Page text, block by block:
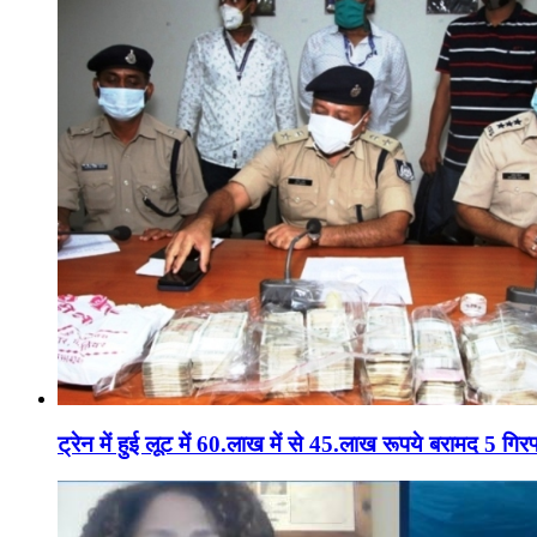
ट्रेन में हुई लूट में 60.लाख में से 45.लाख रूपये बरामद 5